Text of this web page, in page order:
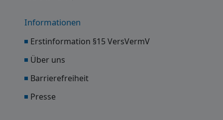
Informationen
Erstinformation §15 VersVermV
Über uns
Barrierefreiheit
Presse